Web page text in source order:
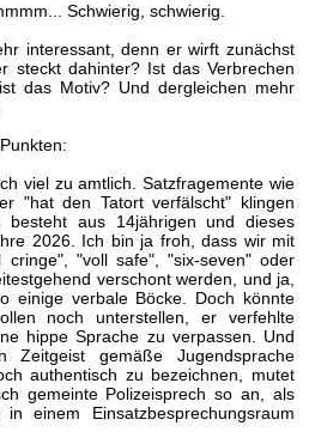
Schwierig, schwierig.
interessant, denn er wirft zunächst
steckt dahinter? Ist das Verbrechen
das Motiv? Und dergleichen mehr
viel zu amtlich. Satzfragemente wie
"hat den Tatort verfälscht" klingen
besteht aus 14jährigen und dieses
2026. Ich bin ja froh, dass wir mit
cringe", "voll safe", "six-seven" oder
verschont werden, und ja,
einige verbale Böcke. Doch könnte
noch unterstellen, er verfehlte
hippe Sprache zu verpassen. Und
Zeitgeist gemäße Jugendsprache
authentisch zu bezeichnen, mutet
gemeinte Polizeisprech so an, als
einem Einsatzbesprechungsraum